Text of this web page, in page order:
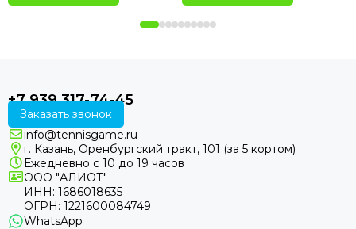
+7 939 317-74-45
Заказать звонок
info@tennisgame.ru
г. Казань, Оренбургский тракт, 101 (за 5 кортом)
Ежедневно с 10 до 19 часов
ООО "АЛИОТ"
ИНН: 1686018635
ОГРН: 1221600084749
WhatsApp